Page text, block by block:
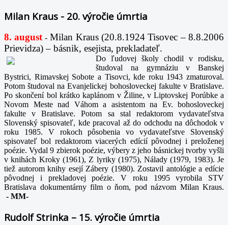
Milan Kraus - 20. výročie úmrtia
8. august -Milan Kraus (20.8.1924 Tisovec – 8.8.2006
Prievidza) – básnik, esejista, prekladateľ.
Do ľudovej školy chodil v rodisku,
študoval na gymnáziu v Banskej
Bystrici, Rimavskej Sobote a Tisovci, kde roku 1943 zmaturoval.
Potom študoval na Evanjelickej bohosloveckej fakulte v Bratislave.
Po skončení bol krátko kaplánom v Žiline, v Liptovskej Porúbke a
Novom Meste nad Váhom a asistentom na Ev. bohosloveckej
fakulte v Bratislave. Potom sa stal redaktorom vydavateľstva
Slovenský spisovateľ, kde pracoval až do odchodu na dôchodok v
roku 1985. V rokoch pôsobenia vo vydavateľstve Slovenský
spisovateľ bol redaktorom viacerých edícií pôvodnej i preloženej
poézie. Vydal 9 zbierok poézie, výbery z jeho básnickej tvorby vyšli
v knihách Kroky (1961), Z lyriky (1975), Nálady (1979, 1983). Je
tiež autorom knihy esejí Zábery (1980). Zostavil antológie a edície
pôvodnej i prekladovej poézie. V roku 1995 vyrobila STV
Bratislava dokumentárny film o ňom, pod názvom Milan Kraus.
- MM-
Rudolf Strinka – 15. výročie úmrtia